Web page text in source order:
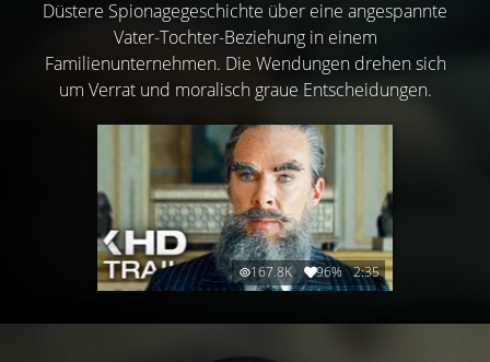
Düstere Spionagegeschichte über eine angespannte
Vater-Tochter-Beziehung in einem
Familienunternehmen. Die Wendungen drehen sich
um Verrat und moralisch graue Entscheidungen.
167.8K 96% 2:35